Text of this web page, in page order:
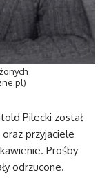
Pilecki został
przyjaciele
Prośby
odrzucone.